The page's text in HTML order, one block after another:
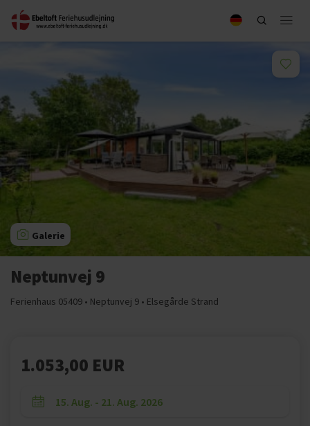
Galerie
Neptunvej 9
Ferienhaus 05409 • Neptunvej 9 • Elsegårde Strand
1.053,00 EUR